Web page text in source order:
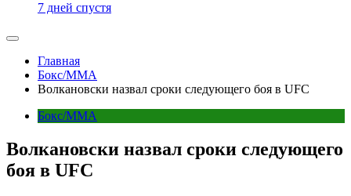
7 дней спустя
Главная
Бокс/MMA
Волкановски назвал сроки следующего боя в UFC
Бокс/MMA
Волкановски назвал сроки следующего
боя в UFC